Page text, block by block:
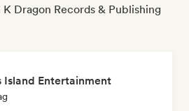
Dragon Records & Publishing
Island Entertainment